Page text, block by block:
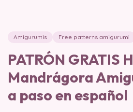
Amigurumis Free patterns amigurumi
PATRÓN GRATIS
Mandrágora
a paso en español